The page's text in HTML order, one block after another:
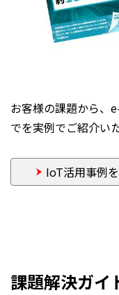
お客様の課題から、
でを実例でご紹介い
IoT活用事例
課題解決ガイ